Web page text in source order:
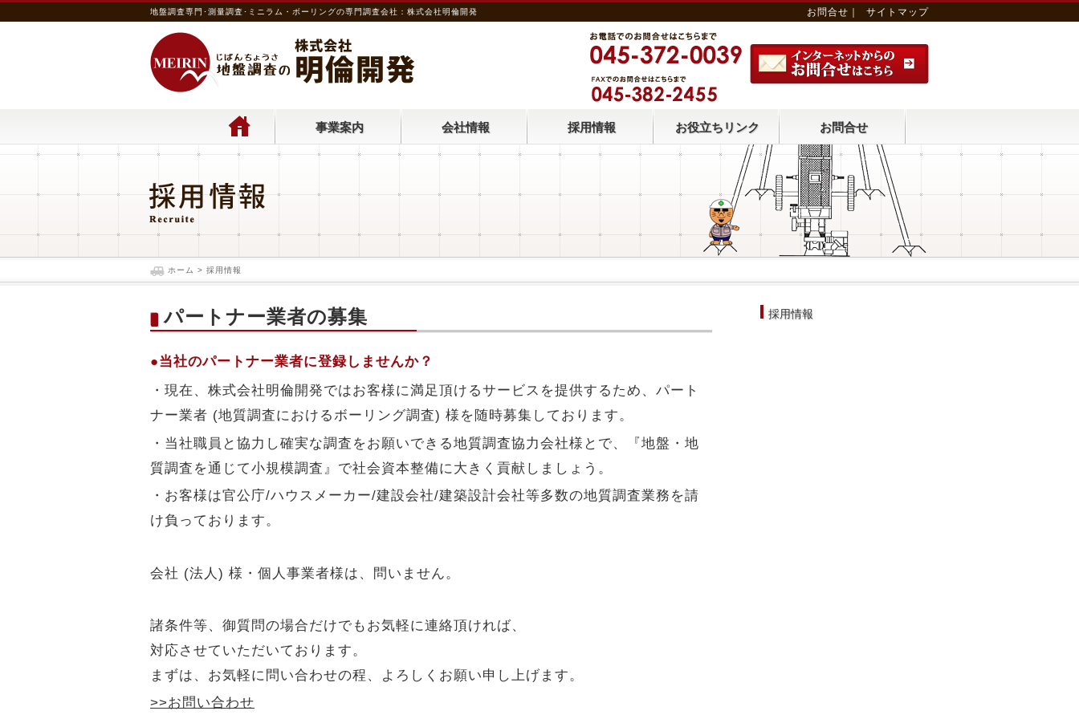
地盤調査専門･測量調査･ミニラム・ボーリングの専門調査会社：株式会社明倫開発 お問合せ サイトマップ
事業案内 会社情報 採用情報 お役立ちリンク お問合せ
ホーム > 採用情報
パートナー業者の募集
●当社のパートナー業者に登録しませんか？
・現在、株式会社明倫開発ではお客様に満足頂けるサービスを提供するため、パート
ナー業者 (地質調査におけるボーリング調査) 様を随時募集しております。
・当社職員と協力し確実な調査をお願いできる地質調査協力会社様とで、『地盤・地
質調査を通じて小規模調査』で社会資本整備に大きく貢献しましょう。
・お客様は官公庁/ハウスメーカー/建設会社/建築設計会社等多数の地質調査業務を請
け負っております。
会社 (法人) 様・個人事業者様は、問いません。
諸条件等、御質問の場合だけでもお気軽に連絡頂ければ、
対応させていただいております。
まずは、お気軽に問い合わせの程、よろしくお願い申し上げます。
>>お問い合わせ
採用情報